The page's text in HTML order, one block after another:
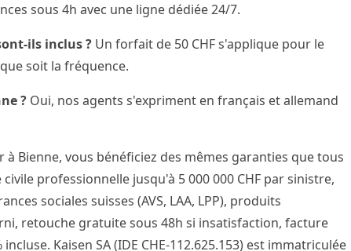
sous 4h avec une ligne dédiée 24/7.
ils inclus ? Un forfait de 50 CHF s'applique pour le
soit la fréquence.
? Oui, nos agents s'expriment en français et allemand
Bienne, vous bénéficiez des mêmes garanties que tous
professionnelle jusqu'à 5 000 000 CHF par sinistre,
sociales suisses (AVS, LAA, LPP), produits
retouche gratuite sous 48h si insatisfaction, facture
Kaisen SA (IDE CHE-112.625.153) est immatriculée